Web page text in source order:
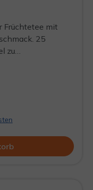
Früchtetee mit
25
zu
Sie Ihre